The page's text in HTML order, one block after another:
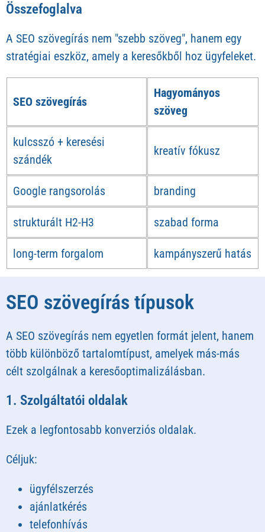
Összefoglalva
A SEO szövegírás nem "szebb szöveg", hanem egy
stratégiai eszköz, amely a keresőkből hoz ügyfeleket.
SEO szövegírás
Hagyományos
szöveg
kulcsszó + keresési
szándék
kreatív fókusz
Google rangsorolás branding
strukturált H2-H3 szabad forma
long-term forgalom kampányszerű hatás
SEO szövegírás típusok
A SEO szövegírás nem egyetlen formát jelent, hanem
több különböző tartalomtípust, amelyek más-más
célt szolgálnak a keresőoptimalizálásban.
1. Szolgáltatói oldalak
Ezek a legfontosabb konverziós oldalak.
Céljuk:
ügyfélszerzés
ajánlatkérés
telefonhívás